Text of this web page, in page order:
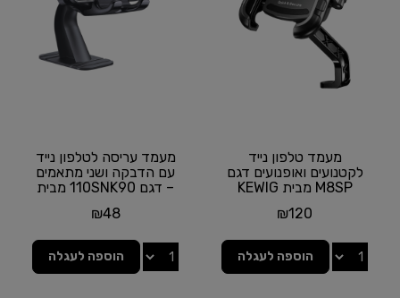
מעמד טלפון נייד
לקטנועים ואופנועים דגם
M8SP מבית KEWIG
₪120
הוספה לעגלה
מעמד עריסה לטלפון נייד
עם הדבקה ושני מתאמים
– דגם 110SNK90 מבית
₪48
הוספה לעגלה